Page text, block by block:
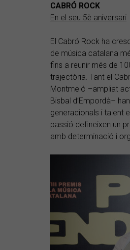
CABRÓ ROCK
En el seu 5è aniversari
El Cabró Rock ha
de música catalana
fins a reunir més de
trajectòria. Tant el
Montmeló –ampliat
Bisbal d’Empordà–
generacionals i talent
passió defineixen un
amb determinació i